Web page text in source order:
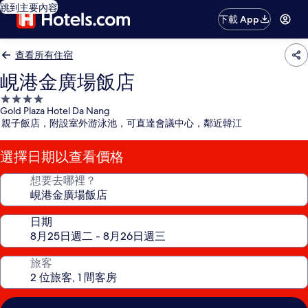
跳到主要內容
下載 App
查看所有住宿
峴港金廣場飯店
4.0
星
級
住
宿
Gold Plaza Hotel Da Nang
親子飯店，附設室外游泳池，可直達會議中心，鄰近韓江
選擇日期以查看價格
想要去哪裡？
日期
旅客